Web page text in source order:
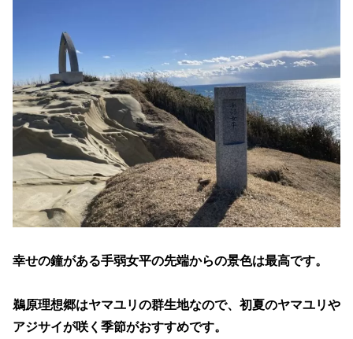
幸せの鐘がある手弱女平の先端からの景色は最高です。
鵜原理想郷はヤマユリの群生地なので、初夏のヤマユリや
アジサイが咲く季節がおすすめです。